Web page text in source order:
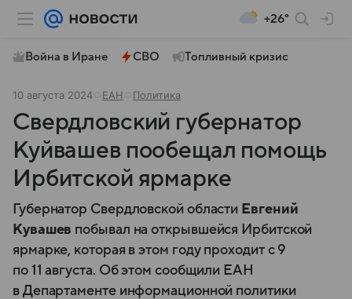
+26°
Война в Иране СВО Топливный кризис
10 августа 2024 ЕАН Политика
Свердловский губернатор
Куйвашев пообещал помощь
Ирбитской ярмарке
Губернатор Свердловской области Евгений
Кувашев побывал на открывшейся Ирбитской
ярмарке, которая в этом году проходит с 9
по 11 августа. Об этом сообщили ЕАН
в Департаменте информационной политики